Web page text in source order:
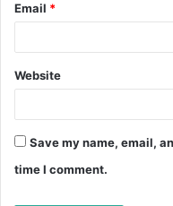
Email *
Website
Save my name, email,
time I comment.